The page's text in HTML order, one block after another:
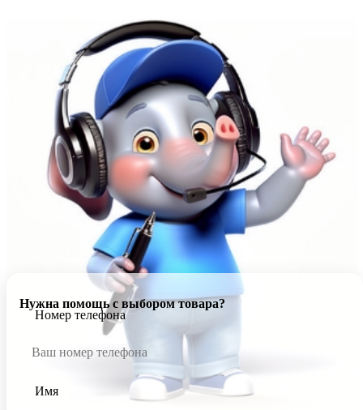
Нужна помощь с выбором товара?
Номер телефона
Имя